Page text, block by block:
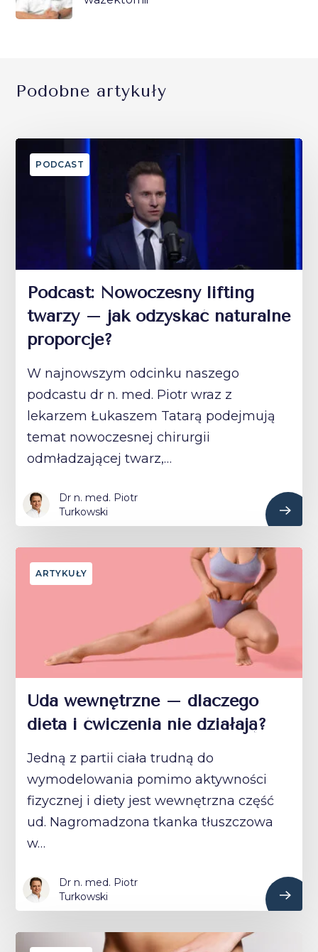
Podobne artykuły
PODCAST
Podcast: Nowoczesny lifting
twarzy – jak odzyskać naturalne
proporcje?
W najnowszym odcinku naszego
podcastu dr n. med. Piotr wraz z
lekarzem Łukaszem Tatarą podejmują
temat nowoczesnej chirurgii
odmładzającej twarz,…
Dr n. med. Piotr
Turkowski
ARTYKUŁY
Uda wewnętrzne – dlaczego
dieta i ćwiczenia nie działają?
Jedną z partii ciała trudną do
wymodelowania pomimo aktywności
fizycznej i diety jest wewnętrzna część
ud. Nagromadzona tkanka tłuszczowa
w…
Dr n. med. Piotr
Turkowski